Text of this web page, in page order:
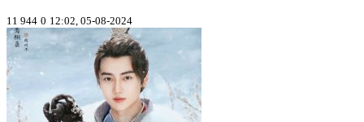
11 944 0 12:02, 05-08-2024